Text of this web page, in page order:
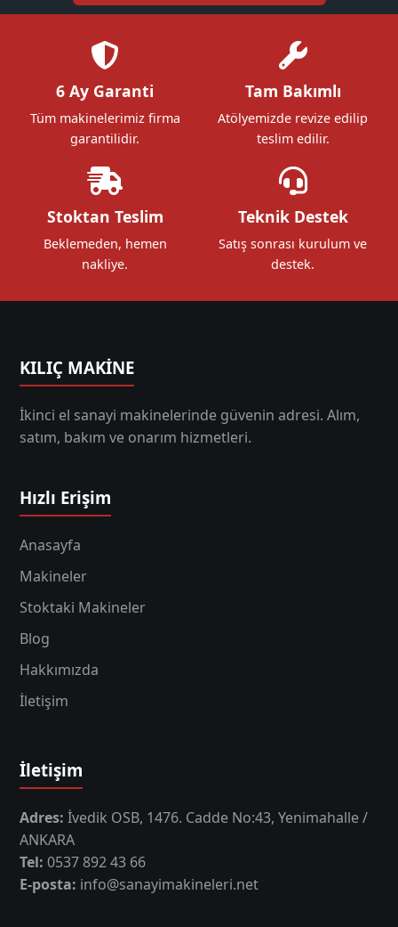
6 Ay Garanti
Tüm makinelerimiz firma
garantilidir.
Tam Bakımlı
Atölyemizde revize edilip
teslim edilir.
Stoktan Teslim
Beklemeden, hemen
nakliye.
Teknik Destek
Satış sonrası kurulum ve
destek.
KILIÇ MAKİNE
İkinci el sanayi makinelerinde güvenin adresi. Alım,
satım, bakım ve onarım hizmetleri.
Hızlı Erişim
Anasayfa
Makineler
Stoktaki Makineler
Blog
Hakkımızda
İletişim
İletişim
Adres: İvedik OSB, 1476. Cadde No:43, Yenimahalle /
ANKARA
Tel: 0537 892 43 66
E-posta: info@sanayimakineleri.net